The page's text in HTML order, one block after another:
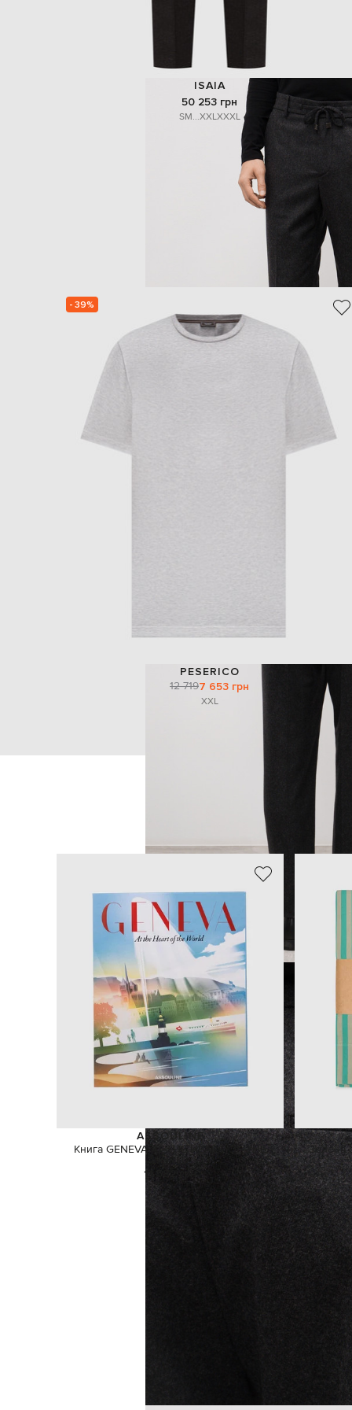
ISAIA
50 253 грн
SM...XXLXXXL
- 39%
PESERICO
12 7197 653 грн
XXL
ASSOULINE
Книга GENEVA AT THE HEART OF THE
WORLD
11 582 грн
Зелена